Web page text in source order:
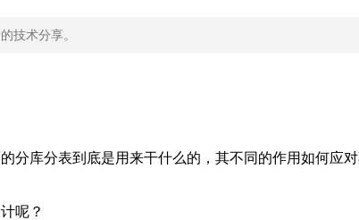
技术分享。
库分表到底是用来干什么的，其不同的作用如何应
呢？